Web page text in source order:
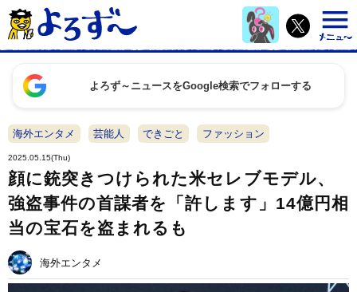
よろず～ニュースをGoogle検索でフォローする
海外エンタメ 芸能人 できごと ファッション
2025.05.15(Thu)
顔に銃突きつけられた米セレブモデル、
強盗事件の首謀者を「許します」14億円相
当の宝石を盗まれるも
海外エンタメ